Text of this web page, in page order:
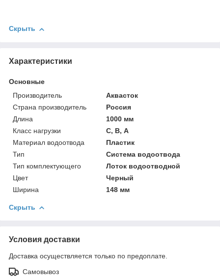
Скрыть
Характеристики
Основные
Производитель
Аквасток
Страна производитель
Россия
Длина
1000 мм
Класс нагрузки
С, В, А
Материал водоотвода
Пластик
Тип
Система водоотвода
Тип комплектующего
Лоток водоотводной
Цвет
Черный
Ширина
148 мм
Скрыть
Условия доставки
Доставка осуществляется только по предоплате.
Самовывоз